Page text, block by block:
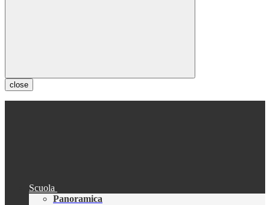
close
Scuola
Panoramica